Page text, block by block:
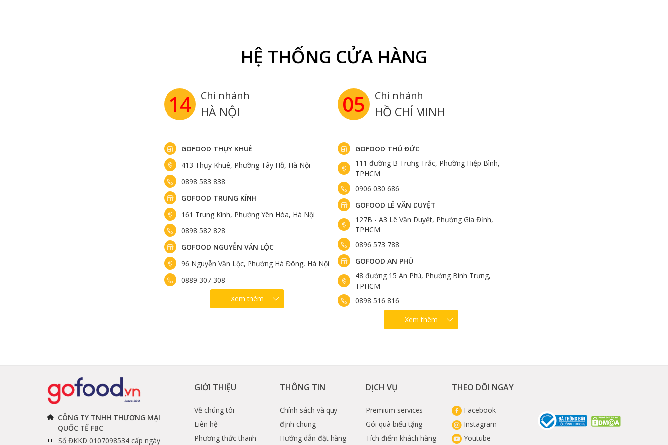
HỆ THỐNG CỬA HÀNG
14 Chi nhánh
HÀ NỘI
GOFOOD THỤY KHUÊ
413 Thụy Khuê, Phường Tây Hồ, Hà Nội
0898 583 838
GOFOOD TRUNG KÍNH
161 Trung Kính, Phường Yên Hòa, Hà Nội
0898 582 828
GOFOOD NGUYỄN VĂN LỘC
96 Nguyễn Văn Lộc, Phường Hà Đông, Hà Nội
0889 307 308
Xem thêm
05 Chi nhánh
HỒ CHÍ MINH
GOFOOD THỦ ĐỨC
111 đường B Trưng Trắc, Phường Hiệp Bình,
TPHCM
0906 030 686
GOFOOD LÊ VĂN DUYỆT
127B - A3 Lê Văn Duyệt, Phường Gia Định,
TPHCM
0896 573 788
GOFOOD AN PHÚ
48 đường 15 An Phú, Phường Bình Trưng,
TPHCM
0898 516 816
Xem thêm
CÔNG TY TNHH THƯƠNG MẠI
QUỐC TẾ FBC
Số ĐKKD 0107098534 cấp ngày
GIỚI THIỆU
Về chúng tôi
Liên hệ
Phương thức thanh
THÔNG TIN
Chính sách và quy
định chung
Hướng dẫn đặt hàng
DỊCH VỤ
Premium services
Gói quà biếu tặng
Tích điểm khách hàng
THEO DÕI NGAY
Facebook
Instagram
Youtube